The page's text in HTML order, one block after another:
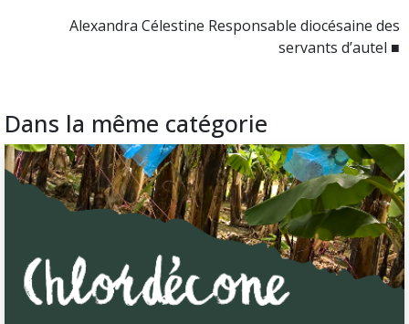
Alexandra Célestine Responsable diocésaine des
servants d’autel ■
Dans la même catégorie